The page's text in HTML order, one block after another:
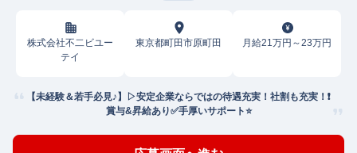
株式会社不二ビユー
テイ
東京都町田市原町田 月給21万円～23万円
【未経験＆若手必見♪】▷安定企業ならではの待遇充実！社割も充実！❗️
賞与&昇給あり✅手厚いサポート⭐️